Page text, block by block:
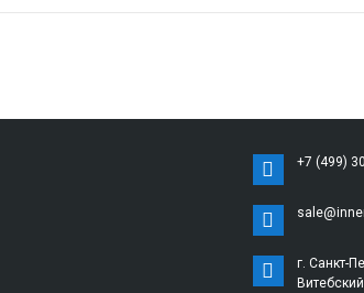
+7 (499)
г. Санкт-